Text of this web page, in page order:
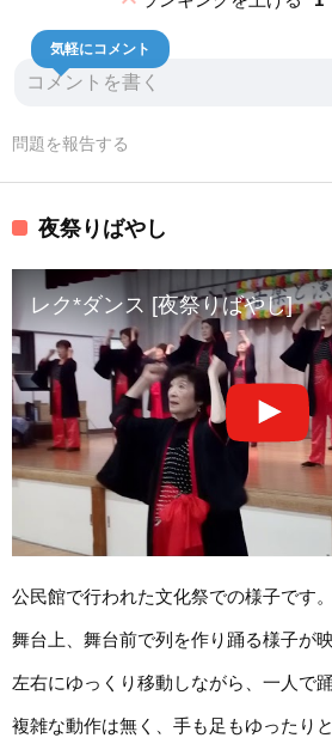
気軽にコメント
問題を報告する
夜祭りばやし
レク*ダンス [夜祭りばやし]
公民館で行われた文化祭での様子です。
舞台上、舞台前で列を作り踊る様子が
左右にゆっくり移動しながら、一人で
複雑な動作は無く、手も足もゆったり